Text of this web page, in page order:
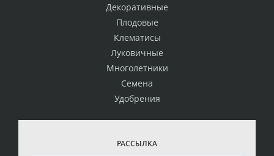
Декоративные
Плодовые
Клематисы
Луковичные
Многолетники
Семена
Удобрения
РАССЫЛКА